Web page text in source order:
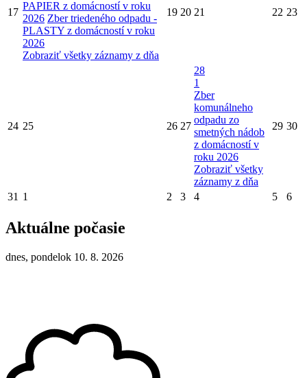
17
PAPIER z domácností v roku
2026 Zber triedeného odpadu -
PLASTY z domácností v roku
2026
Zobraziť všetky záznamy z dňa
19 20 21 22 23
24 25 26 27
28
1
Zber
komunálneho
odpadu zo
smetných nádob
z domácností v
roku 2026
Zobraziť všetky
záznamy z dňa
29 30
31 1 2 3 4 5 6
Aktuálne počasie
dnes, pondelok 10. 8. 2026